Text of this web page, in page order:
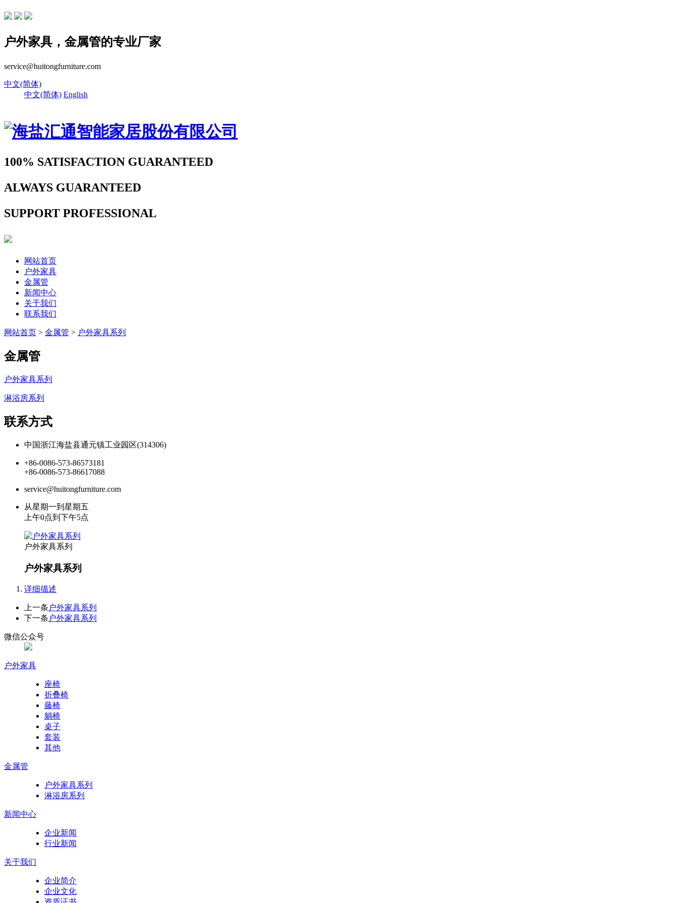
户外家具，金属管的专业厂家
service@huitongfurniture.com
中文(简体)
中文(简体) English
100% SATISFACTION GUARANTEED
ALWAYS GUARANTEED
SUPPORT PROFESSIONAL
网站首页
户外家具
金属管
新闻中心
关于我们
联系我们
网站首页 > 金属管 > 户外家具系列
金属管
户外家具系列
淋浴房系列
联系方式
中国浙江海盐县通元镇工业园区(314306)
+86-0086-573-86573181
+86-0086-573-86617088
service@huitongfurniture.com
从星期一到星期五
上午0点到下午5点
户外家具系列
户外家具系列
详细描述
上一条 户外家具系列
下一条 户外家具系列
微信公众号
户外家具
座椅
折叠椅
藤椅
躺椅
桌子
套装
其他
金属管
户外家具系列
淋浴房系列
新闻中心
企业新闻
行业新闻
关于我们
企业简介
企业文化